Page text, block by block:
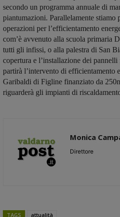
secondo un programma annuale di
piantumazioni. Parallelamente stiamo
operazioni per l’efficientamento
com’è avvenuto alla scuola primaria
tutti gli infissi, o alla palestra di San
copertura e l’installazione dei
partirà l’intervento di efficientamento
Garibaldi di Figline finanziato da
riguarderà gli impianti di
Monica
Direttore
TAGS attualità